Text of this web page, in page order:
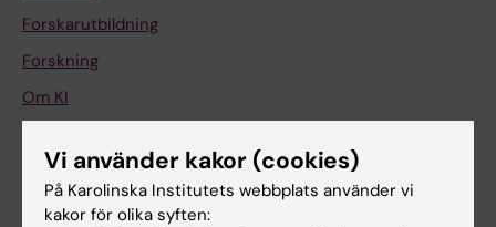
Forskarutbildning
Forskning
Om KI
På gång
Nyheter
Vi använder kakor (cookies)
På Karolinska Institutets webbplats använder vi
kakor för olika syften: